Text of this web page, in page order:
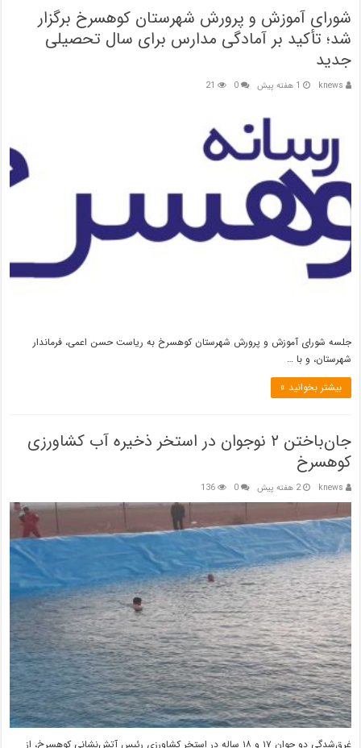
شورای آموزش و پرورش شهرستان کوهسرخ برگزار
شد؛ تأکید بر آمادگی مدارس برای سال تحصیلی
جدید
knews 1 هفته پیش 0
21
جلسه شورای آموزش و پرورش شهرستان کوهسرخ به ریاست حسن اعمی، فرماندار
شهرستان، و با …
بیشتر بخوانید »
جان‌باختن ۲ نوجوان در استخر ذخیره آب کشاورزی
کوهسرخ
knews 2 هفته پیش 0
136
غرق‌شدگی دو جوان ۱۷ و ۱۸ ساله در استخر کشاورزی رئیس آتش‌نشانی کوهسرخ، از